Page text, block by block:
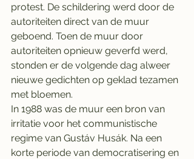
protest. De schildering werd door de
autoriteiten direct van de muur
geboend. Toen de muur door
autoriteiten opnieuw geverfd werd,
stonden er de volgende dag alweer
nieuwe gedichten op geklad tezamen
met bloemen.
In 1988 was de muur een bron van
irritatie voor het communistische
regime van Gustáv Husák. Na een
korte periode van democratisering en